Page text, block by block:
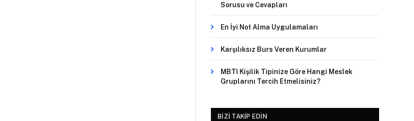
Sorusu ve Cevapları
En İyi Not Alma Uygulamaları
Karşılıksız Burs Veren Kurumlar
MBTI Kişilik Tipinize Göre Hangi Meslek
Gruplarını Tercih Etmelisiniz?
BIZI TAKIP EDIN